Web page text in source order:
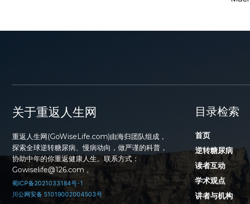
关于重返人生网
重返人生网(GoWiseLife.com)由海归团队组成，
探索全球逆转糖尿病、慢病动向，做严谨的科普，
协助中年的你重返健康人生。联系方式：
Gowiselife@126.com 。
蜀ICP备2021033184号-1
川公网安备 51019002004503号
目录检索
首页
逆转糖尿病
读者互动
学术观点
讲者与机构